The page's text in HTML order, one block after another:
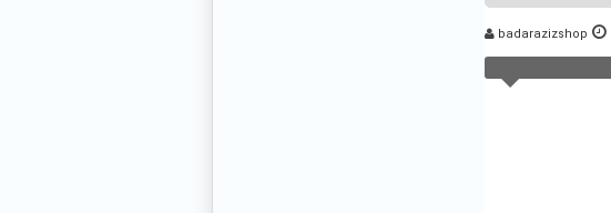
badarazizshop